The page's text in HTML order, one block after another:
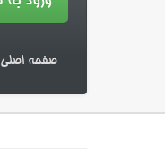
صفحه اصلی